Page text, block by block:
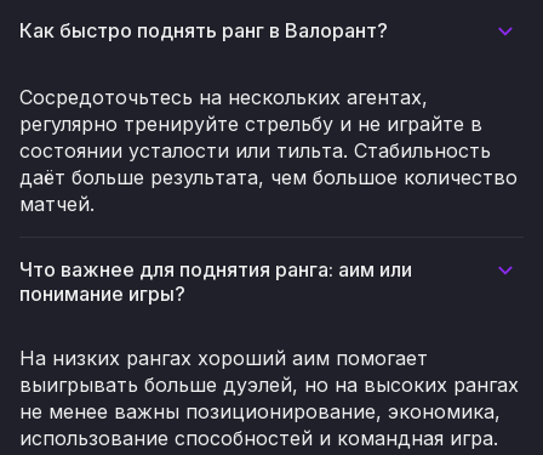
Как быстро поднять ранг в Валорант?
Сосредоточьтесь на нескольких агентах,
регулярно тренируйте стрельбу и не играйте в
состоянии усталости или тильта. Стабильность
даёт больше результата, чем большое количество
матчей.
Что важнее для поднятия ранга: аим или
понимание игры?
На низких рангах хороший аим помогает
выигрывать больше дуэлей, но на высоких рангах
не менее важны позиционирование, экономика,
использование способностей и командная игра.